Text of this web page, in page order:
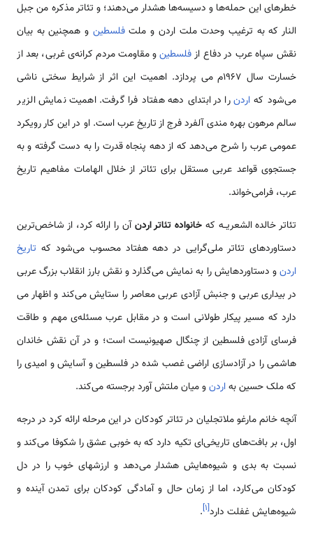
خطرهای این حمله‌ها و دسیسه‌ها هشدار می‌دهند؛ و تئاتر مذکره من جبل
النار که به ترغیب وحدت ملت اردن و ملتفلسطین و همچنین به بیان
نقش سپاه عرب در دفاع ازفلسطینو مقاومت مردم کرانه‌ی غربی، بعد از
خسارت سال 1967م می پردازد. اهمیت این اثر از شرایط سختی ناشی
می‌شود کهاردنرا در ابتدای دهه هفتاد فرا گرفت. اهمیت نمایش الزیر
سالم مرهون بهره مندی آلفرد فرج از تاریخ عرب است. او در این کار رویکرد
عمومی عرب را شرح می‌دهد که از دهه پنجاه قدرت را به دست گرفته و به
جستجوی قواعد عربی مستقل برای تئاتر از خلال الهامات مفاهیم تاریخ
عرب، فرا‌می‌خواند.
تئاتر خالده الشعریــه که خانواده‌ تئاتر اردنآن را ارائه کرد، از شاخص‌ترین
دستاوردهای تئاتر ملی‌گرایی در دهه هفتاد محسوب می‌شود که تاریخ
اردنو دستاوردهایش را به نمایش می‌گذارد و نقش بارز انقلاب بزرگ عربی
در بیداری عربی و جنبش آزادی عربی معاصر را ستایش می‌کند و اظهار می
دارد که مسیر پیکار طولانی است و در مقابل عرب مسئله‌ی مهم و طاقت
فرسای آزادی فلسطین از چنگال صهیونیست است؛ و در آن نقش خاندان‌
هاشمی را در آزادسازی اراضی غصب شده در فلسطین و آسایش و امیدی را
که ملک حسین بهاردنو میان ملتش آورد برجسته می‌کند.
آنچه خانم مارغو ملاتجلیان در تئاتر کودکان در این مرحله ارائه کرد در درجه
اول، بر بافت‌های تاریخی‌ای تکیه‌ دارد که به خوبی عشق را شکوفا می‌کند و
نسبت به بدی و شیوه‌هایش هشدار می‌دهد و ارزشهای خوب را در دل
کودکان می‌کارد، اما از زمان حال و آمادگی کودکان برای تمدن آینده و
شیوه‌هایش غفلت دارد[۱]
.